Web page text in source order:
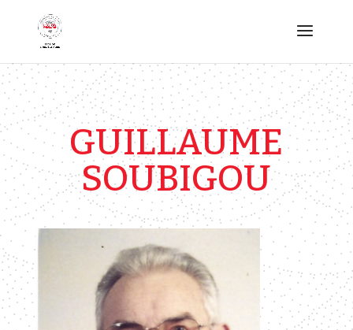
GUILLAUME
SOUBIGOU